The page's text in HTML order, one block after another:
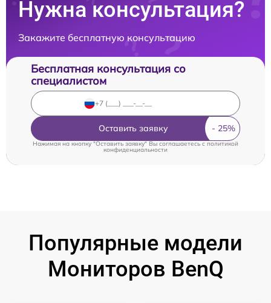
Нужна консультация?
Закажите бесплатную консультацию
Бесплатная консультация со
специалистом
Оставить заявку
Нажимая на кнопку "Оставить заявку" Вы соглашаетесь cполитикой
конфиденциальности
Популярные модели
Мониторов BenQ